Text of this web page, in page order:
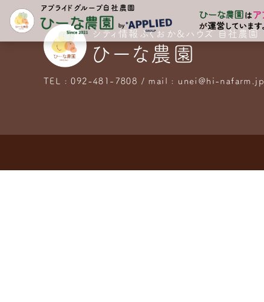
アプライドグループ自社農園
シティ情報ふくおか&ハウズ 自社農園
ひーな農園
TEL : 092-481-7808 / mail : unei@hi-nafarm.jp